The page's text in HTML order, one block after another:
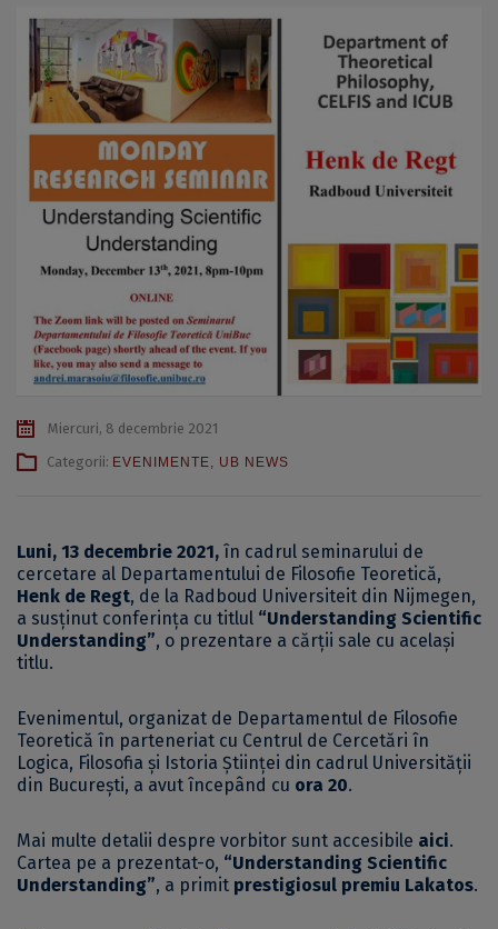
Miercuri, 8 decembrie 2021
Categorii: EVENIMENTE, UB NEWS
Luni, 13 decembrie 2021, în cadrul seminarului de
cercetare al Departamentului de Filosofie Teoretică,
Henk de Regt, de la Radboud Universiteit din Nijmegen,
a susținut conferința cu titlul “Understanding Scientific
Understanding”, o prezentare a cărții sale cu același
titlu.
Evenimentul, organizat de Departamentul de Filosofie
Teoretică în parteneriat cu Centrul de Cercetări în
Logica, Filosofia și Istoria Științei din cadrul Universității
din București, a avut începând cu ora 20.
Mai multe detalii despre vorbitor sunt accesibile aici.
Cartea pe a prezentat-o, “Understanding Scientific
Understanding”, a primit prestigiosul premiu Lakatos.